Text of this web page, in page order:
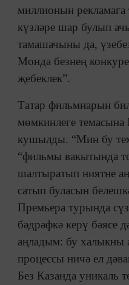
миллионын рекламага
күзләре шар булып
тамашачыны да,
Монда безнең
җебеклек”.
Татар фильмнарын
мөмкинлеге
кушылды. “Мин бу
“фильмы вакытында
шалтыратып ниятне
сатып буласын
Премьера турында
бәдрәфкә керү бәясе
аңладым: бу халыкны
процессы ничә ел
Без Казанда уникаль